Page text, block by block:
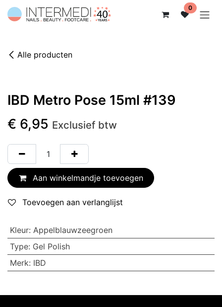
Overslaan naar inhoud 0
Alle producten
IBD Metro Pose 15ml #139
€ 6,95 Exclusief btw
Aan winkelmandje toevoegen
Toevoegen aan verlanglijst
Kleur: Appelblauwzeegroen
Type: Gel Polish
Merk: IBD